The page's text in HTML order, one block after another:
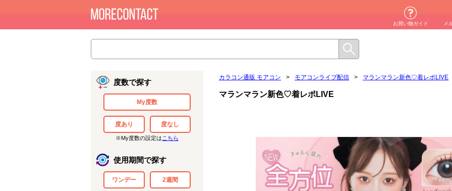
お買い物ガイド メ
度数で探す
My度数
度あり 度なし
※My度数の設定は こちら
使用期間で探す
ワンデー 2週間
カラコン通販 モアコン > モアコンライブ配信 > マランマラン新色♡着レポLIVE
マランマラン新色♡着レポLIVE